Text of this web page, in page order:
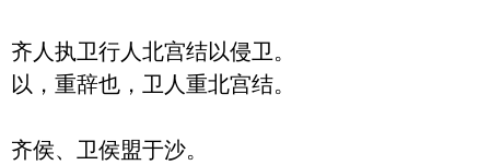
齐人执卫行人北宫结以侵卫。
以，重辞也，卫人重北宫结。
齐侯、卫侯盟于沙。